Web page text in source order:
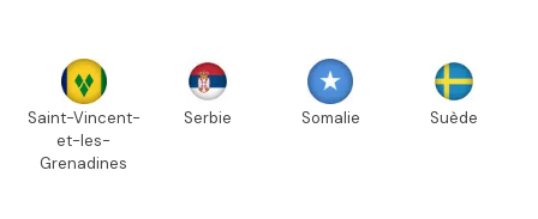
Saint-Vincent-
et-les-
Grenadines
Serbie Somalie Suède